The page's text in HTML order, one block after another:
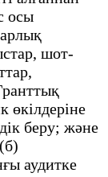
осы
шот-
өкілдеріне
беру; және
аудитке